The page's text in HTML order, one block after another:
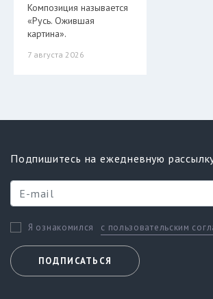
Композиция называется
«Русь. Ожившая
картина».
7 августа 2026
Подпишитесь на ежедневную
Я ознакомился с пользовательским
ПОДПИСАТЬСЯ